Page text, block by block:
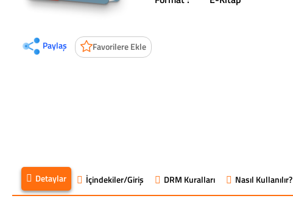
Paylaş Favorilere Ekle
Detaylar İçindekiler/Giriş DRM Kuralları Nasıl Kullanılır?